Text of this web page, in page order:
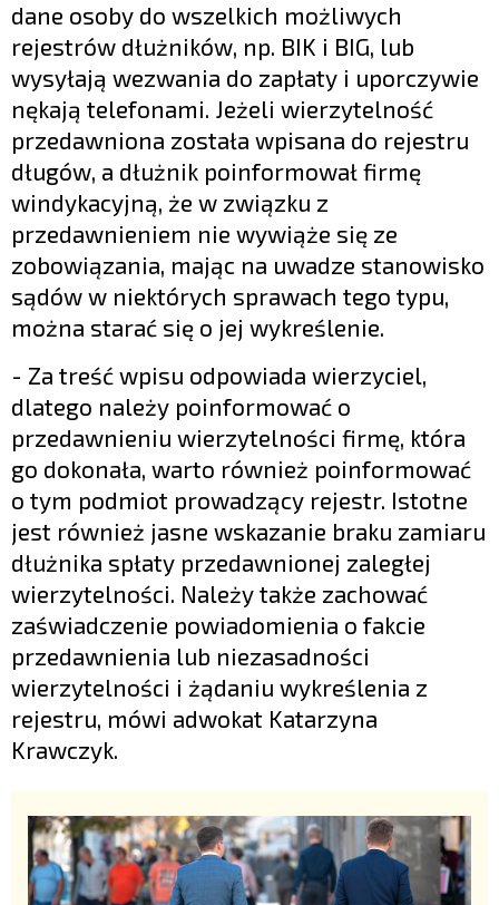
dane osoby do wszelkich możliwych
rejestrów dłużników, np. BIK i BIG, lub
wysyłają wezwania do zapłaty i uporczywie
nękają telefonami. Jeżeli wierzytelność
przedawniona została wpisana do rejestru
długów, a dłużnik poinformował firmę
windykacyjną, że w związku z
przedawnieniem nie wywiąże się ze
zobowiązania, mając na uwadze stanowisko
sądów w niektórych sprawach tego typu,
można starać się o jej wykreślenie.
- Za treść wpisu odpowiada wierzyciel,
dlatego należy poinformować o
przedawnieniu wierzytelności firmę, która
go dokonała, warto również poinformować
o tym podmiot prowadzący rejestr. Istotne
jest również jasne wskazanie braku zamiaru
dłużnika spłaty przedawnionej zaległej
wierzytelności. Należy także zachować
zaświadczenie powiadomienia o fakcie
przedawnienia lub niezasadności
wierzytelności i żądaniu wykreślenia z
rejestru, mówi adwokat Katarzyna
Krawczyk.